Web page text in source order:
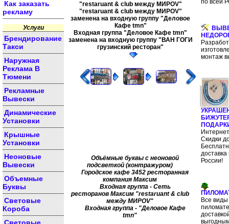
Как заказать
рекламу
Услуги
Брендирование
Такси
Наружная
Реклама В
Тюмени
Рекламные
Вывески
Динамические
Установки
Крышные
Установки
Неоновые
Вывески
Объемные
Буквы
Световые
Короба
"restaruant & club между МИРОV"
"restaruant & club между МИРОV"
заменена на входную группу "Деловое
Кафе tmn"
Входная группа "Деловое Кафе tmn"
заменена на входную группу "ВАН ГОГИ
грузинский ресторан"
Объёмные буквы с неоновой
подсветкой (контражуром)
Городское кафе 3452 ресторанная
компания Максим
Входная группа - Сеть
ресторанов Максим "restaruant & club
между МИРОV"
Входная группа - "Деловое Кафе
tmn"
по всей
монтаж
Скидки
доставка
России!
Все виды